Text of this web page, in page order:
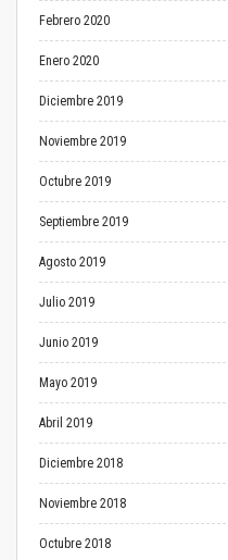
Febrero 2020
Enero 2020
Diciembre 2019
Noviembre 2019
Octubre 2019
Septiembre 2019
Agosto 2019
Julio 2019
Junio 2019
Mayo 2019
Abril 2019
Diciembre 2018
Noviembre 2018
Octubre 2018